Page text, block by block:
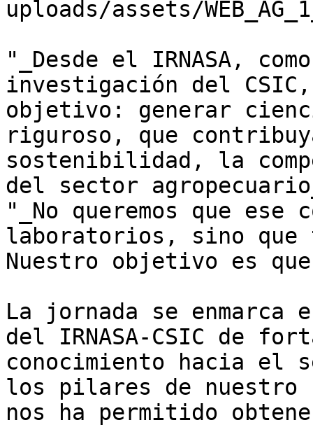
uploads/assets/
"_Desde el IRNASA,
investigación del
objetivo: generar
riguroso, que
sostenibilidad, la
del sector
"_No queremos que
laboratorios, sino que
Nuestro objetivo es
La jornada se
del IRNASA-CSIC de
conocimiento hacia el
los pilares de nuestro
nos ha permitido